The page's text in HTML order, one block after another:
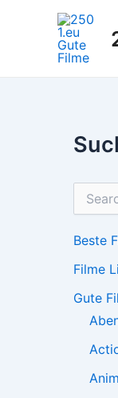
h
n
a
Beste
Filme
Gute